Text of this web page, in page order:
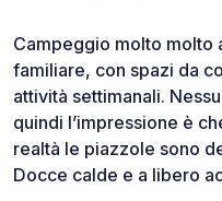
Campeggio molto molto
familiare, con spazi da
attività settimanali.
quindi l’impressione è
realtà le piazzole sono
Docce calde e a libero